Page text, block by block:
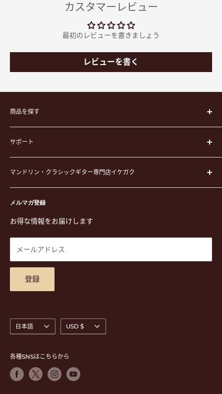
カスタマーレビュー
最初のレビューを書きましょう
レビューを書く
商品を探す
楽器
楽器ケース
弦
ピック
演奏用品
ステーショナリー&アクセサリー
楽譜
DVD
チケット
楽器レンタル
サポート
運営会社
イケガクについて
お買い物ガイド
特定商取引法に基づく表示
プライバシーポリシー
商品検索
お問合せ
アクセスマップ
メルマガ登録
お得な情報をお届けします
メールアドレス
登録
マンドリン・クラシックギター専門店イケガク
〒171-0021 東京都豊島区西池袋3-23-5 芦沢ビル2F
TEL. 03-5952-1391 / FAX. 03-5952-1392
営業時間 月-水,金,土 11:00-19:00 / 日,祝 11:00-18:00 (木曜定
休)
語
日本語
貨
USD $
各種SNSはこちらから